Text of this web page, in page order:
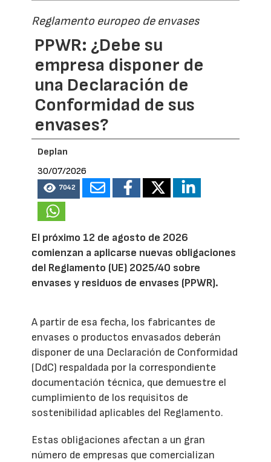
Reglamento europeo de envases
PPWR: ¿Debe su
empresa disponer de
una Declaración de
Conformidad de sus
envases?
Deplan
30/07/2026
7042
El próximo 12 de agosto de 2026
comienzan a aplicarse nuevas obligaciones
del Reglamento (UE) 2025/40 sobre
envases y residuos de envases (PPWR).
A partir de esa fecha, los fabricantes de
envases o productos envasados deberán
disponer de una Declaración de Conformidad
(DdC) respaldada por la correspondiente
documentación técnica, que demuestre el
cumplimiento de los requisitos de
sostenibilidad aplicables del Reglamento.
Estas obligaciones afectan a un gran
número de empresas que comercializan